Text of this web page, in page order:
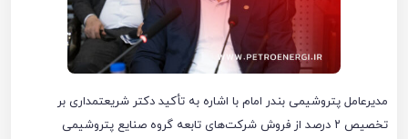
مدیرعامل پتروشیمی بندر امام با اشاره به تأکید دکتر شریعتمداری بر
تخصیص ۲ درصد از فروش شرکت‌های تابعه گروه صنایع پتروشیمی